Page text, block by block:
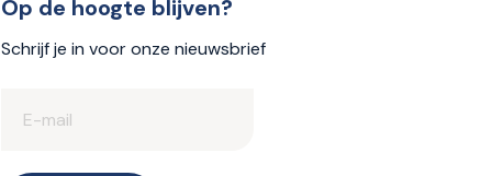
Op de hoogte blijven?
Schrijf je in voor onze nieuwsbrief